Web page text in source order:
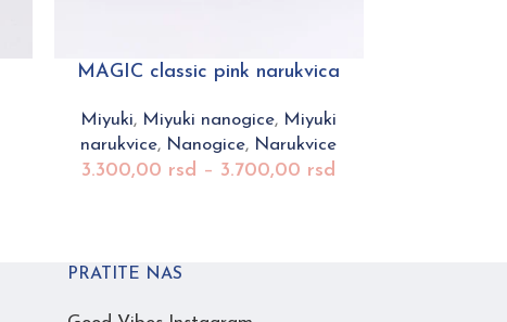
MAGIC classic pink narukvica
Miyuki, Miyuki nanogice, Miyuki
narukvice, Nanogice, Narukvice
3.300,00 rsd – 3.700,00 rsd
PRATITE NAS